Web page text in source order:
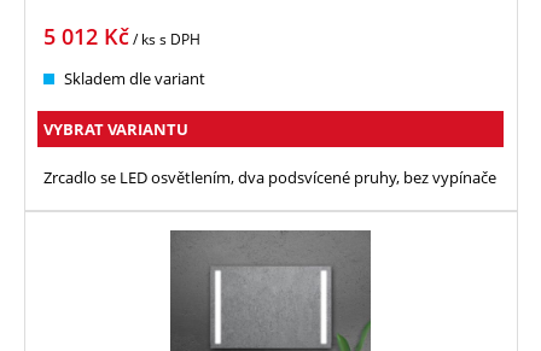
5 012 Kč/ kss DPH
Skladem dle variant
VYBRAT VARIANTU
Zrcadlo se LED osvětlením, dva podsvícené pruhy, bez vypínače